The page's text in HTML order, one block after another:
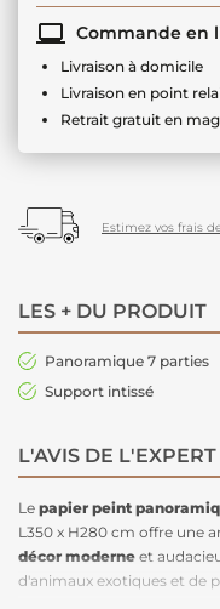
Commande en
Livraison à domicile
Livraison en point
Retrait gratuit en
Estimez vos frais
LES + DU PRODUIT
Panoramique 7 parties
Support intissé
L'AVIS DE L'EXPERT
Le papier peint
L350 x H280 cm offre une
décor moderne et
d'animaux exotiques et de
saisissant qui dynamise